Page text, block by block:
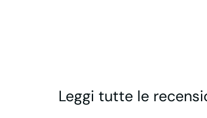
Leggi tutte le